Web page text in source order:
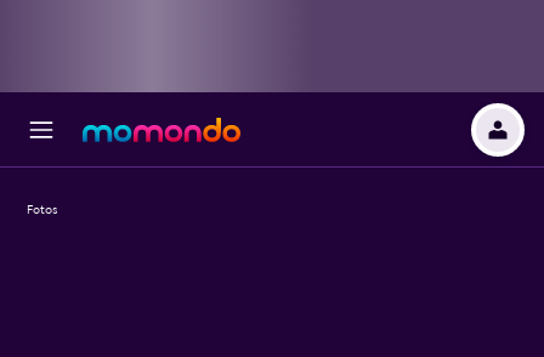
Fotos